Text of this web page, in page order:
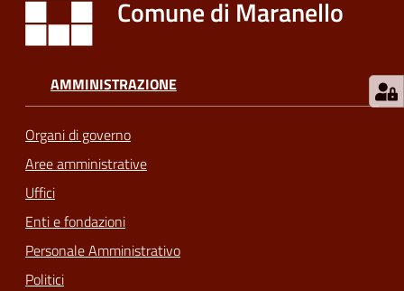
Comune di Maranello
AMMINISTRAZIONE
Organi di governo
Aree amministrative
Uffici
Enti e fondazioni
Personale Amministrativo
Politici